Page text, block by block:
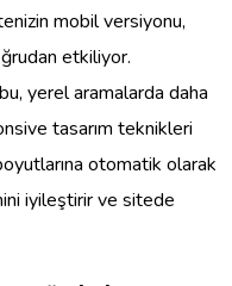
mobil versiyonu,
etkiliyor.
yerel aramalarda daha
tasarım teknikleri
otomatik olarak
iyileştirir ve sitede